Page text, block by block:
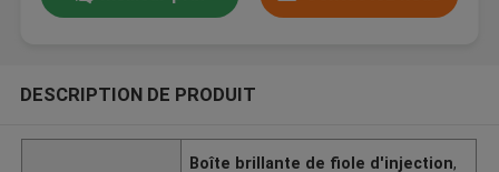
DESCRIPTION DE PRODUIT
Boîte brillante de fiole d'injection,